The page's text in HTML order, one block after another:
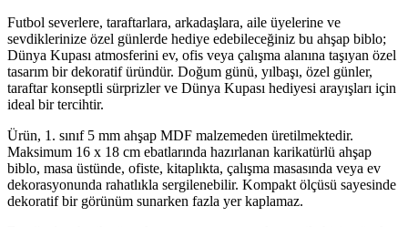
Futbol severlere, taraftarlara, arkadaşlara, aile üyelerine ve
sevdiklerinize özel günlerde hediye edebileceğiniz bu ahşap biblo;
Dünya Kupası atmosferini ev, ofis veya çalışma alanına taşıyan özel
tasarım bir dekoratif üründür. Doğum günü, yılbaşı, özel günler,
taraftar konseptli sürprizler ve Dünya Kupası hediyesi arayışları için
ideal bir tercihtir.
Ürün, 1. sınıf 5 mm ahşap MDF malzemeden üretilmektedir.
Maksimum 16 x 18 cm ebatlarında hazırlanan karikatürlü ahşap
biblo, masa üstünde, ofiste, kitaplıkta, çalışma masasında veya ev
dekorasyonunda rahatlıkla sergilenebilir. Kompakt ölçüsü sayesinde
dekoratif bir görünüm sunarken fazla yer kaplamaz.